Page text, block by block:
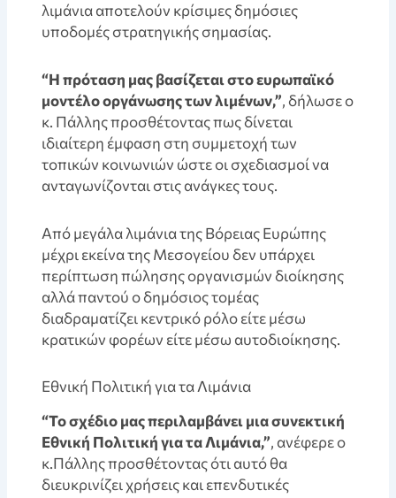
λιμάνια αποτελούν κρίσιμες δημόσιες
υποδομές στρατηγικής σημασίας.
“Η πρόταση μας βασίζεται στο ευρωπαϊκό
μοντέλο οργάνωσης των λιμένων,”, δήλωσε ο
κ. Πάλλης προσθέτοντας πως δίνεται
ιδιαίτερη έμφαση στη συμμετοχή των
τοπικών κοινωνιών ώστε οι σχεδιασμοί να
ανταγωνίζονται στις ανάγκες τους.
Aπό μεγάλα λιμάνια της Βόρειας Ευρώπης
μέχρι εκείνα της Μεσογείου δεν υπάρχει
περίπτωση πώλησης οργανισμών διοίκησης
αλλά παντού ο δημόσιος τομέας
διαδραματίζει κεντρικό ρόλο είτε μέσω
κρατικών φορέων είτε μέσω αυτοδιοίκησης.
Eθνική Πολιτική για τα Λιμάνια
“Το σχέδιο μας περιλαμβάνει μια συνεκτική
Εθνική Πολιτική για τα Λιμάνια,”, ανέφερε ο
κ.Πάλλης προσθέτοντας ότι αυτό θα
διευκρινίζει χρήσεις και επενδυτικές